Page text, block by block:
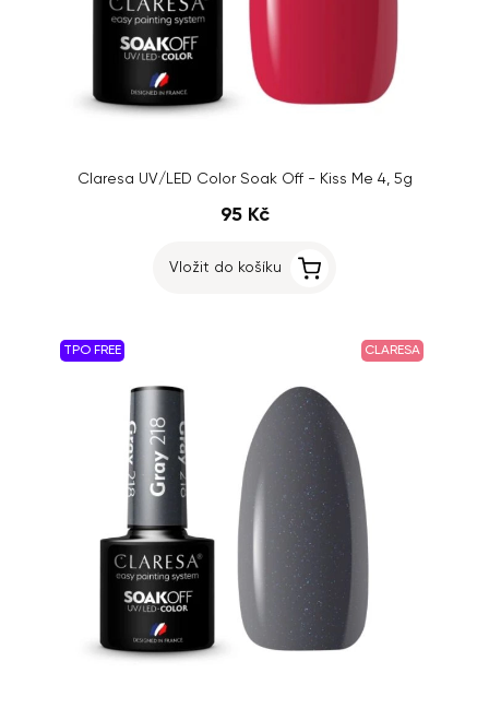
Claresa UV/LED Color Soak Off - Kiss Me 4, 5g
95 Kč
Vložit do košíku
TPO FREE CLARESA